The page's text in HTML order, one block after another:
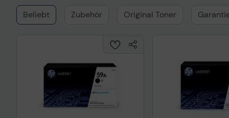
Beliebt Zubehör Original Toner